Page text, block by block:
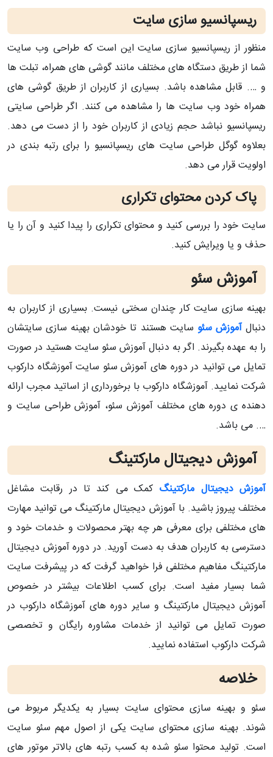
ریسپانسیو سازی سایت
منظور از ریسپانسیو سازی سایت این است که طراحی وب سایت
شما از طریق دستگاه های مختلف مانند گوشی های همراه، تبلت ها
و …. قابل مشاهده باشد. بسیاری از کاربران از طریق گوشی های
همراه خود وب سایت ها را مشاهده می کنند. اگر طراحی سایتی
ریسپانسیو نباشد حجم زیادی از کاربران خود را از دست می دهد.
بعلاوه گوگل طراحی سایت های ریسپانسیو را برای رتبه بندی در
اولویت قرار می دهد.
پاک کردن محتوای تکراری
سایت خود را بررسی کنید و محتوای تکراری را پیدا کنید و آن را یا
حذف و یا ویرایش کنید.
آموزش سئو
بهینه سازی سایت کار چندان سختی نیست. بسیاری از کاربران به
دنبالآموزش سئو سایت هستند تا خودشان بهینه سازی سایتشان
را به عهده بگیرند. اگر به دنبال آموزش سئو سایت هستید در صورت
تمایل می توانید در دوره های آموزش سئو سایت آموزشگاه دارکوب
شرکت نمایید. آموزشگاه دارکوب با برخورداری از اساتید مجرب ارائه
دهنده ی دوره های مختلف آموزش سئو، آموزش طراحی سایت و
…. می باشد.
آموزش دیجیتال مارکتینگ
آموزش دیجیتال مارکتینگ کمک می کند تا در رقابت مشاغل
مختلف پیروز باشید. با آموزش دیجیتال مارکتینگ می توانید مهارت
های مختلفی برای معرفی هر چه بهتر محصولات و خدمات خود و
دسترسی به کاربران هدف به دست آورید. در دوره آموزش دیجیتال
مارکتینگ مفاهیم مختلفی فرا خواهید گرفت که در پیشرفت سایت
شما بسیار مفید است. برای کسب اطلاعات بیشتر در خصوص
آموزش دیجیتال مارکتینگ و سایر دوره های آموزشگاه دارکوب در
صورت تمایل می توانید از خدمات مشاوره رایگان و تخصصی
شرکت دارکوب استفاده نمایید.
خلاصه
سئو و بهینه سازی محتوای سایت بسیار به یکدیگر مربوط می
شوند. بهینه سازی محتوای سایت یکی از اصول مهم سئو سایت
است. تولید محتوا سئو شده به کسب رتبه های بالاتر موتور های